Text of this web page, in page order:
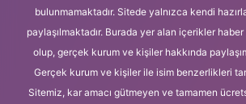
bulunmamaktadır. Sitede yalnızca kendi
paylaşılmaktadır. Burada yer alan içerikler
olup, gerçek kurum ve kişiler hakkında
Gerçek kurum ve kişiler ile isim benzerlikleri
Sitemiz, kar amacı gütmeyen ve tamamen